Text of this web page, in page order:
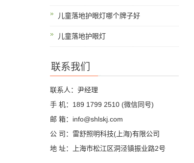
儿童落地护眼灯哪个牌子好
儿童落地护眼灯
联系我们
联系人：尹经理
手 机：189 1799 2510 (微信同号)
邮 箱：info@shlskj.com
公 司：雷舒照明科技(上海)有限公司
地 址：上海市松江区洞泾镇振业路2号